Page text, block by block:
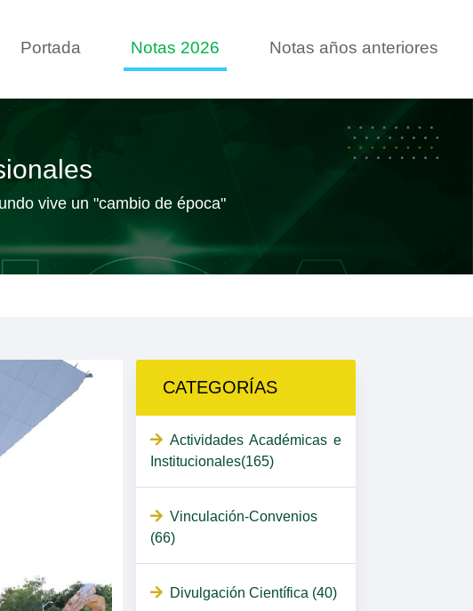
Portada Notas 2026 Notas años anteriores
vive un "cambio de época"
CATEGORÍAS
Actividades Académicas e
Institucionales(165)
Vinculación-Convenios
(66)
Divulgación Científica (40)